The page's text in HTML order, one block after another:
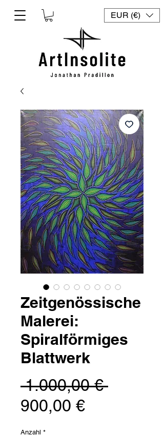
EUR (€)
Zeitgenössische
Malerei:
Spiralförmiges
Blattwerk
1.000,00 €
900,00 €Sale-
Anzahl *